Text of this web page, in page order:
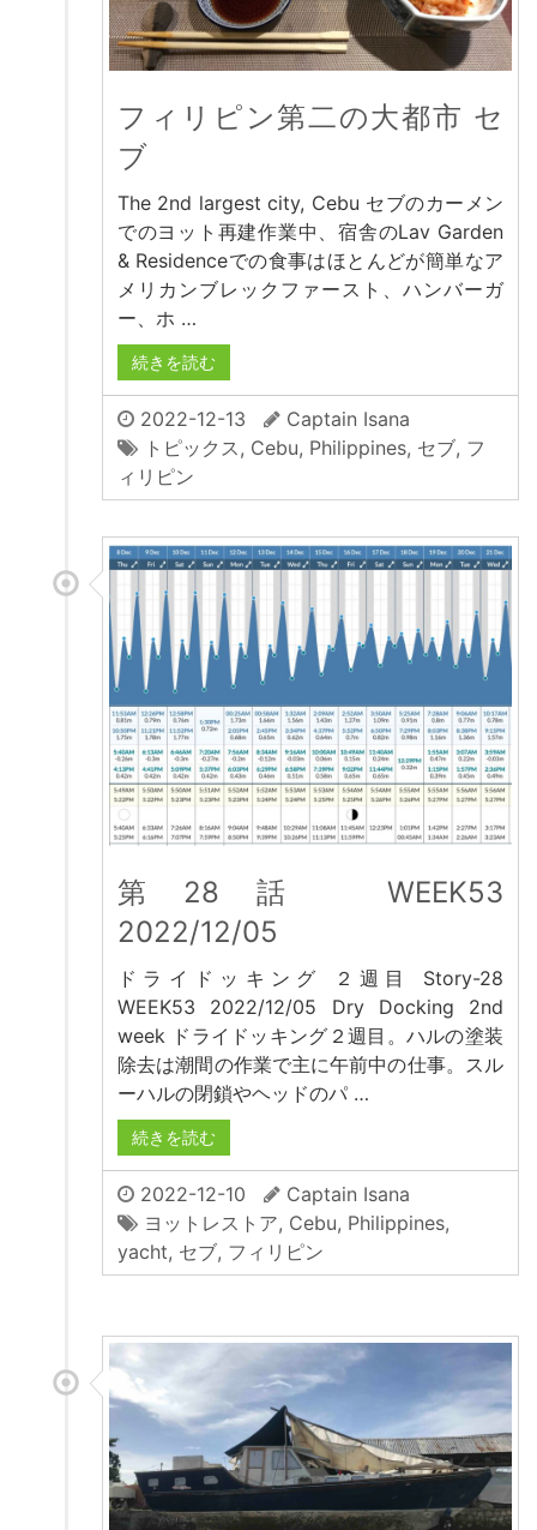
フィリピン第二の大都市 セ
ブ
The 2nd largest city, Cebu セブのカーメン
でのヨット再建作業中、宿舎のLav Garden
& Residenceでの食事はほとんどが簡単なア
メリカンブレックファースト、ハンバーガ
ー、ホ …
続きを読む
2022-12-13
Captain Isana
トピックス, Cebu, Philippines, セブ, フ
ィリピン
第28話 WEEK53
2022/12/05
ドライドッキング ２週目 Story-28
WEEK53 2022/12/05 Dry Docking 2nd
week ドライドッキング２週目。ハルの塗装
除去は潮間の作業で主に午前中の仕事。スル
ーハルの閉鎖やヘッドのパ …
続きを読む
2022-12-10
Captain Isana
ヨットレストア, Cebu, Philippines,
yacht, セブ, フィリピン